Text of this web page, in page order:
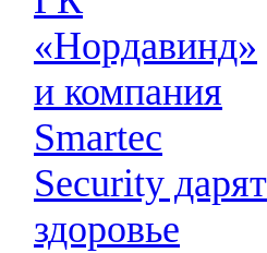
«Нордавинд»
и компания
Smartec
Security дарят
здоровье